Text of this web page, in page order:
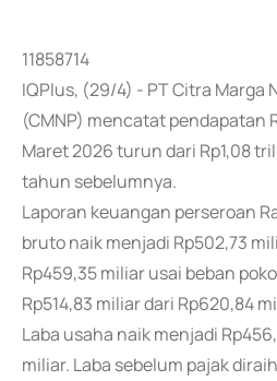
11858714
IQPlus, (29/4) - PT Citra Marga
(CMNP) mencatat pendapatan
Maret 2026 turun dari Rp1,08
tahun sebelumnya.
Laporan keuangan perseroan
bruto naik menjadi Rp502,73
Rp459,35 miliar usai beban
Rp514,83 miliar dari Rp620,84
Laba usaha naik menjadi
miliar. Laba sebelum pajak